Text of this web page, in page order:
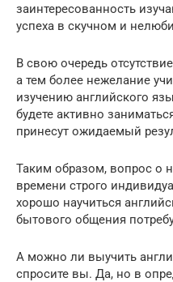
заинтересованность
успеха в скучном и
В свою очередь
а тем более нежелание
изучению английского
будете активно
принесут ожидаемый
Таким образом, вопрос о
времени строго
хорошо научиться
бытового общения
А можно ли выучить
спросите вы. Да, но в